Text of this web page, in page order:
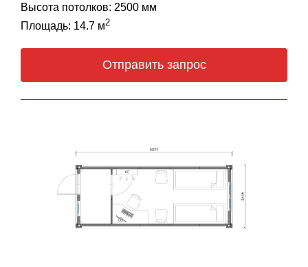
Высота потолков: 2500 мм
Площадь: 14.7 м2
Отправить запрос